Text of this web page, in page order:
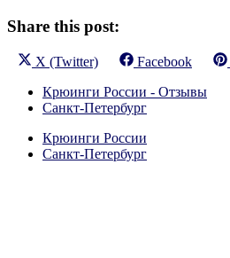
Share this post:
Share
X (Twitter)
Share
Facebook
Крюинги России - Отзывы
Санкт-Петербург
Крюинги России
Санкт-Петербург